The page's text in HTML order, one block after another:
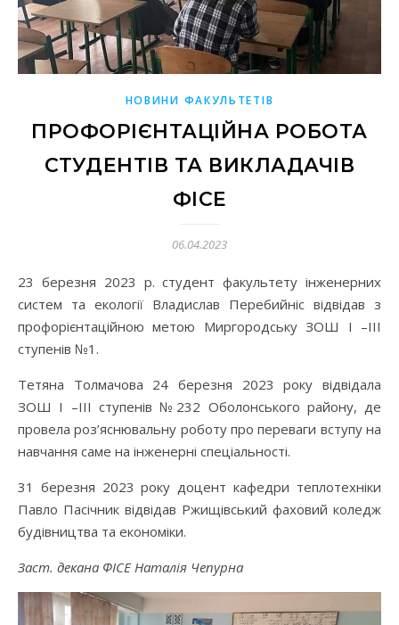
НОВИНИ ФАКУЛЬТЕТІВ
ПРОФОРІЄНТАЦІЙНА РОБОТА
СТУДЕНТІВ ТА ВИКЛАДАЧІВ
ФІСЕ
06.04.2023
23 березня 2023 р. студент факультету інженерних
систем та екології Владислав Перебийніс відвідав з
профорієнтаційною метою Миргородську ЗОШ І –ІІІ
ступенів №1.
Тетяна Толмачова 24 березня 2023 року відвідала
ЗОШ І –ІІІ ступенів №232 Оболонського району, де
провела роз’яснювальну роботу про переваги вступу на
навчання саме на інженерні спеціальності.
31 березня 2023 року доцент кафедри теплотехніки
Павло Пасічник відвідав Ржищівський фаховий коледж
будівництва та економіки.
Заст. декана ФІСЕ Наталія Чепурна